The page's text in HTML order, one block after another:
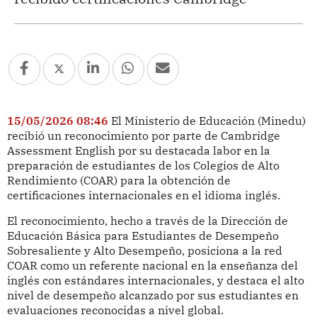
15/05/2026 08:46 El Ministerio de Educación (Minedu)
recibió un reconocimiento por parte de Cambridge
Assessment English por su destacada labor en la
preparación de estudiantes de los Colegios de Alto
Rendimiento (COAR) para la obtención de
certificaciones internacionales en el idioma inglés.
El reconocimiento, hecho a través de la Dirección de
Educación Básica para Estudiantes de Desempeño
Sobresaliente y Alto Desempeño, posiciona a la red
COAR como un referente nacional en la enseñanza del
inglés con estándares internacionales, y destaca el alto
nivel de desempeño alcanzado por sus estudiantes en
evaluaciones reconocidas a nivel global.